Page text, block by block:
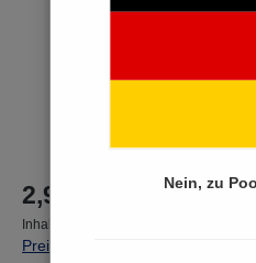
Nein, zu
2,90 €*
Inhalt:
Preise inkl. MwSt. zzgl.